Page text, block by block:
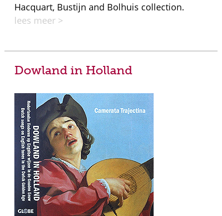
Hacquart, Bustijn and Bolhuis collection.
lees meer >
Dowland in Holland